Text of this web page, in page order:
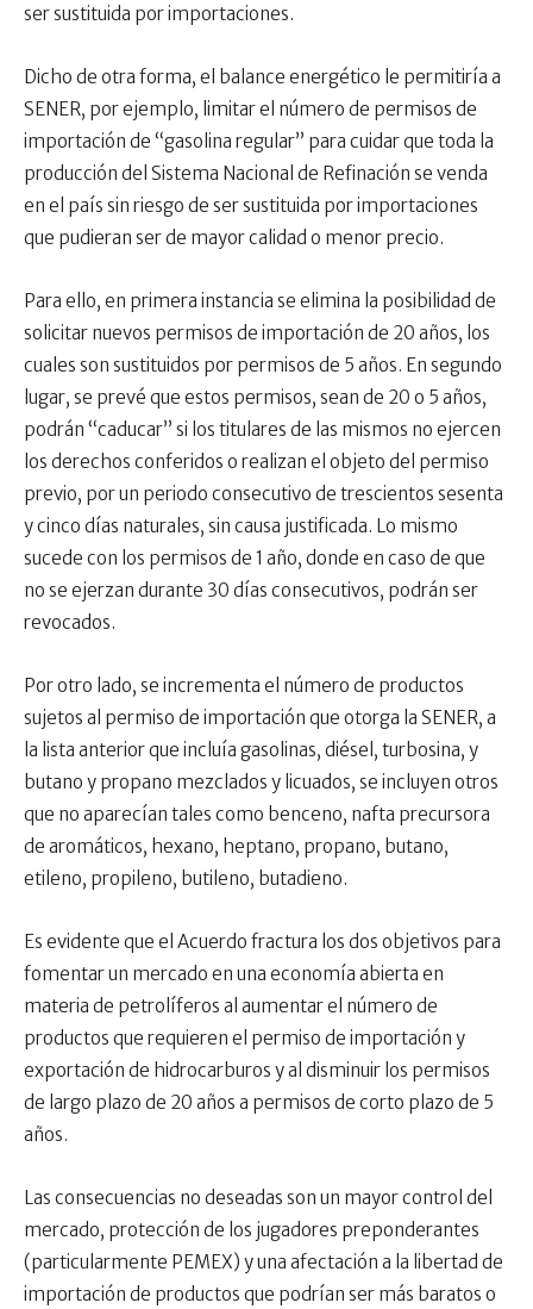
ser sustituida por importaciones.
Dicho de otra forma, el balance energético le permitiría a
SENER, por ejemplo, limitar el número de permisos de
importación de “gasolina regular” para cuidar que toda la
producción del Sistema Nacional de Refinación se venda
en el país sin riesgo de ser sustituida por importaciones
que pudieran ser de mayor calidad o menor precio.
Para ello, en primera instancia se elimina la posibilidad de
solicitar nuevos permisos de importación de 20 años, los
cuales son sustituidos por permisos de 5 años. En segundo
lugar, se prevé que estos permisos, sean de 20 o 5 años,
podrán “caducar” si los titulares de las mismos no ejercen
los derechos conferidos o realizan el objeto del permiso
previo, por un periodo consecutivo de trescientos sesenta
y cinco días naturales, sin causa justificada. Lo mismo
sucede con los permisos de 1 año, donde en caso de que
no se ejerzan durante 30 días consecutivos, podrán ser
revocados.
Por otro lado, se incrementa el número de productos
sujetos al permiso de importación que otorga la SENER, a
la lista anterior que incluía gasolinas, diésel, turbosina, y
butano y propano mezclados y licuados, se incluyen otros
que no aparecían tales como benceno, nafta precursora
de aromáticos, hexano, heptano, propano, butano,
etileno, propileno, butileno, butadieno.
Es evidente que el Acuerdo fractura los dos objetivos para
fomentar un mercado en una economía abierta en
materia de petrolíferos al aumentar el número de
productos que requieren el permiso de importación y
exportación de hidrocarburos y al disminuir los permisos
de largo plazo de 20 años a permisos de corto plazo de 5
años.
Las consecuencias no deseadas son un mayor control del
mercado, protección de los jugadores preponderantes
(particularmente PEMEX) y una afectación a la libertad de
importación de productos que podrían ser más baratos o